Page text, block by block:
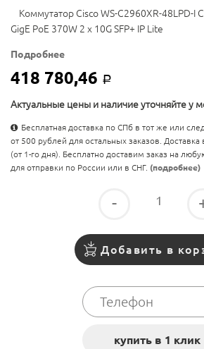
Коммутатор Cisco WS-C2960XR-48LPD-I
GigE PoE 370W 2 x 10G SFP+ IP Lite
Подробнее
418 780,46 Р
Актуальные цены и наличие уточняйте у
Бесплатная доставка по СПб в тот же или
от 500 рублей для остальных заказов.
(от 1-го дня). Бесплатно доставим заказ на
для отправки по России или в СНГ. (подробнее)
-
Добавить в